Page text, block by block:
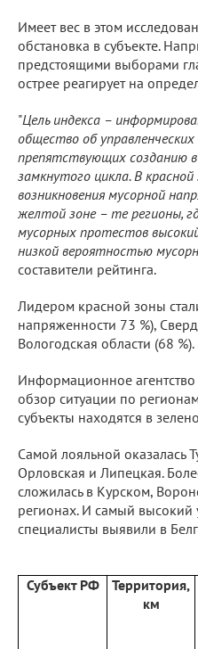
Имеет вес в этом
обстановка в субъекте.
предстоящими выборами
острее реагирует на
"Цель индекса –
общество об
препятствующих созданию
замкнутого цикла. В
возникновения мусорной
желтой зоне – те регионы,
мусорных протестов
низкой вероятностью
составители рейтинга.
Лидером красной зоны
напряженности 73 %),
Вологодская области (68 %).
Информационное
обзор ситуации по
субъекты находятся в
Самой лояльной оказалась
Орловская и Липецкая.
сложилась в Курском,
регионах. И самый высокий
специалисты выявили в
Субъект РФ
Территория,
км